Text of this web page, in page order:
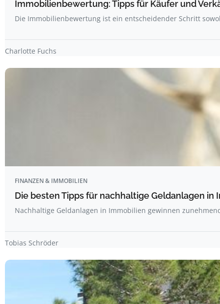
Immobilienbewertung: Tipps für Käufer und
Die Immobilienbewertung ist ein entscheidender Schritt
Charlotte Fuchs
FINANZEN & IMMOBILIEN
Die besten Tipps für nachhaltige Geldanlagen in
Nachhaltige Geldanlagen in Immobilien gewinnen
Tobias Schröder